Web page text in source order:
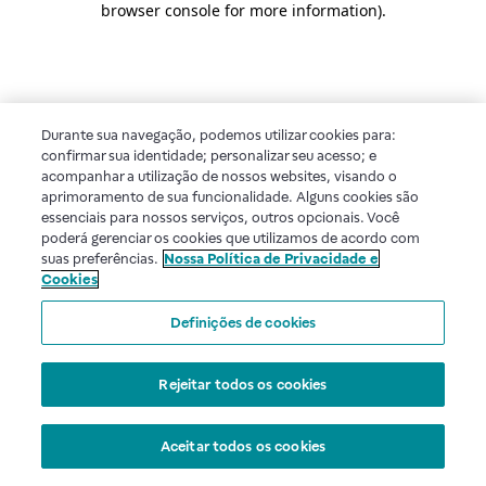
browser console for more information).
Durante sua navegação, podemos utilizar cookies para:
confirmar sua identidade; personalizar seu acesso; e
acompanhar a utilização de nossos websites, visando o
aprimoramento de sua funcionalidade. Alguns cookies são
essenciais para nossos serviços, outros opcionais. Você
poderá gerenciar os cookies que utilizamos de acordo com
suas preferências. Nossa Política de Privacidade e
Cookies
Definições de cookies
Rejeitar todos os cookies
Aceitar todos os cookies